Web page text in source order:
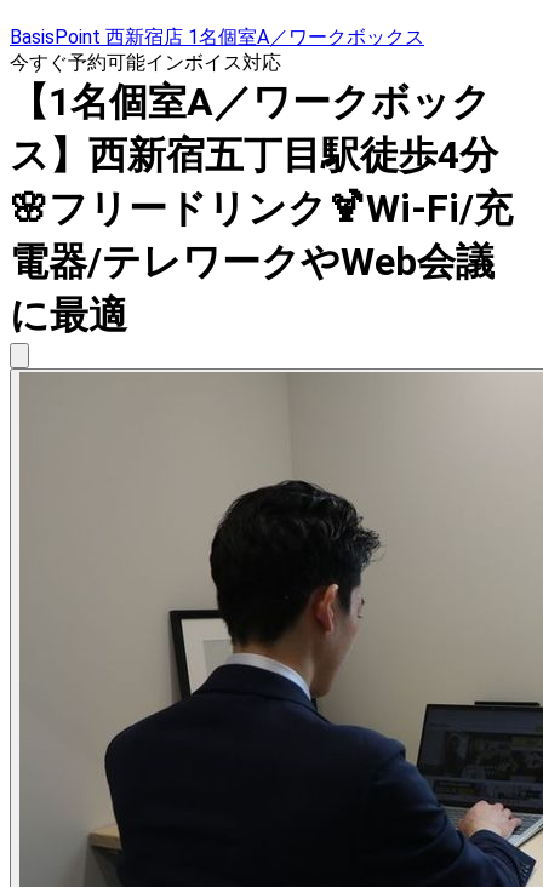
BasisPoint 西新宿店 1名個室A／ワークボックス
今すぐ予約可能インボイス対応
【1名個室A／ワークボック
ス】西新宿五丁目駅徒歩4分
🌸フリードリンク🍹Wi-Fi/充
電器/テレワークやWeb会議
に最適